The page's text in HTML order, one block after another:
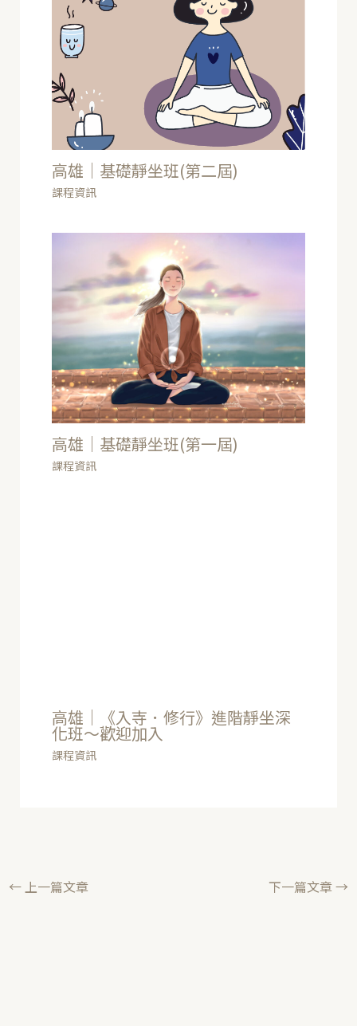
高雄｜基礎靜坐班(第二屆)
課程資訊
高雄｜基礎靜坐班(第一屆)
課程資訊
高雄｜《入寺．修行》進階靜坐深
化班～歡迎加入
課程資訊
←上一篇文章 下一篇文章→